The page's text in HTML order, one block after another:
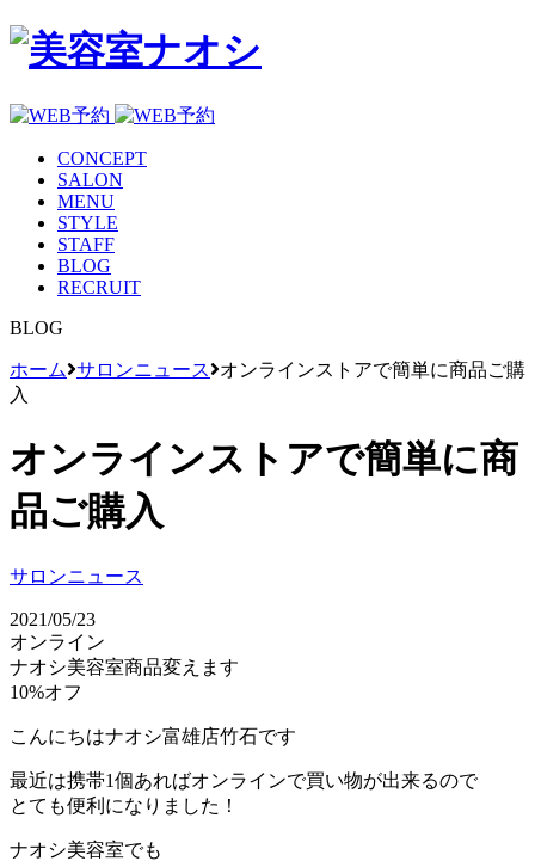
CONCEPT
SALON
MENU
STYLE
STAFF
BLOG
RECRUIT
BLOG
ホーム サロンニュース
オンラインストアで簡単に商品ご購
入
オンラインストアで簡単に商
品ご購入
サロンニュース
2021/05/23
オンライン
ナオシ美容室商品変えます
10%オフ
こんにちはナオシ富雄店竹石です
最近は携帯1個あればオンラインで買い物が出来るので
とても便利になりました！
ナオシ美容室でも